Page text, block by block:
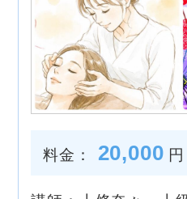
料金： 20,000 円